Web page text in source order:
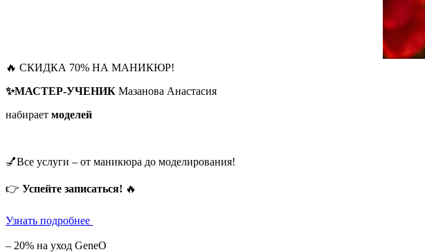
🔥 СКИДКА 70% НА МАНИКЮР!
✨МАСТЕР-УЧЕНИК Мазанова Анастасия
набирает моделей
💅Все услуги – от маникюра до моделирования!
👉 Успейте записаться! 🔥
Узнать подробнее
– 20% на уход GeneO